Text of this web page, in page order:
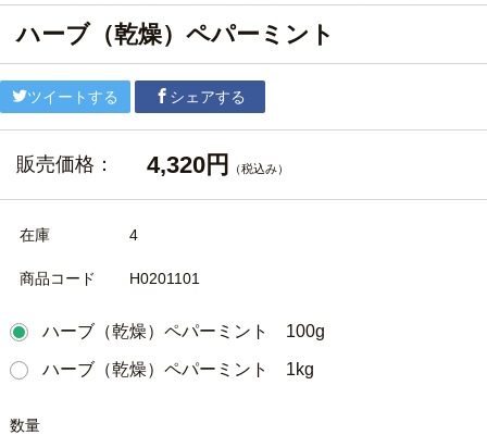
ハーブ（乾燥）ペパーミント
ツイートする シェアする
販売価格： 4,320円 （税込み）
在庫 4
商品コード H0201101
ハーブ（乾燥）ペパーミント 100g
ハーブ（乾燥）ペパーミント 1kg
数量